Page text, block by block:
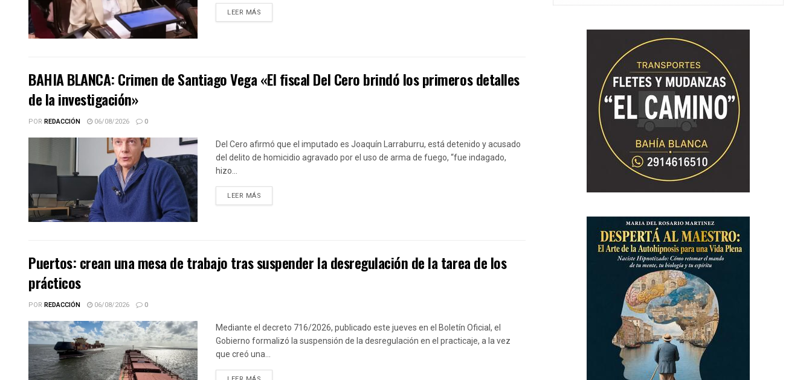
LEER MÁS
BAHIA BLANCA: Crimen de Santiago Vega «El fiscal Del Cero brindó los primeros detalles
de la investigación»
POR REDACCIÓN 06/08/2026 0
Del Cero afirmó que el imputado es Joaquín Larraburru, está detenido y acusado
del delito de homicidio agravado por el uso de arma de fuego, “fue indagado,
hizo...
LEER MÁS
Puertos: crean una mesa de trabajo tras suspender la desregulación de la tarea de los
prácticos
POR REDACCIÓN 06/08/2026 0
Mediante el decreto 716/2026, publicado este jueves en el Boletín Oficial, el
Gobierno formalizó la suspensión de la desregulación en el practicaje, a la vez
que creó una...